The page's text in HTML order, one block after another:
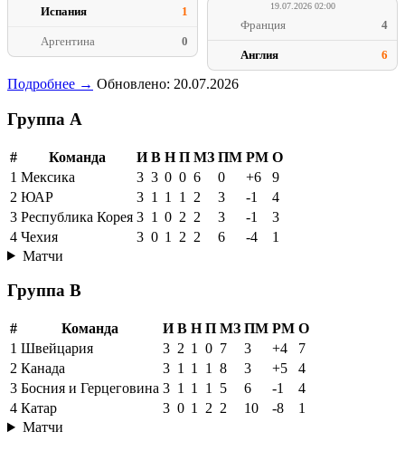
Испания 1
Аргентина 0
19.07.2026 02:00
Франция 4
Англия 6
Подробнее → Обновлено: 20.07.2026
Группа A
# Команда И В Н П МЗ ПМ РМ О
1 Мексика 3 3 0 0 6 0 +6
9
2 ЮАР 3 1 1 1 2 3 -1
4
3 Республика Корея 3 1 0 2 2 3 -1
3
4 Чехия 3 0 1 2 2 6 -4
1
Матчи
Группа B
# Команда И В Н П МЗ ПМ РМ О
1 Швейцария 3 2 1 0 7 3 +4
7
2 Канада 3 1 1 1 8 3 +5
4
3 Босния и Герцеговина 3 1 1 1 5 6 -1
4
4 Катар 3 0 1 2 2 10 -8
1
Матчи